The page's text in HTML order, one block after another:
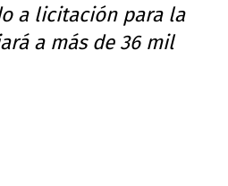
a licitación para la
a más de 36 mil